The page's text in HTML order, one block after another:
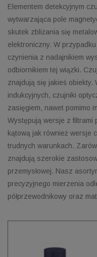
Elementem detekcyjnym
wytwarzająca pole
skutek zbliżania się
elektroniczny. W
czynienia z nadajnikiem
odbiornikiem tej wiązki.
znajdują się jakieś obiekty.
indukcyjnych, czujniki
zasięgiem, nawet pomimo
Występują wersje z filtrami
kątową jak również wersje
trudnych warunkach.
znajdują szerokie
przemysłowej. Nasz
precyzyjnego mierzenia
półprzewodnikowy oraz